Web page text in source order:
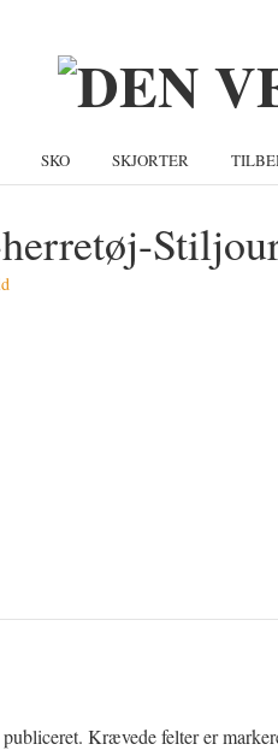
SKO SKJORTER
Krævede felter er